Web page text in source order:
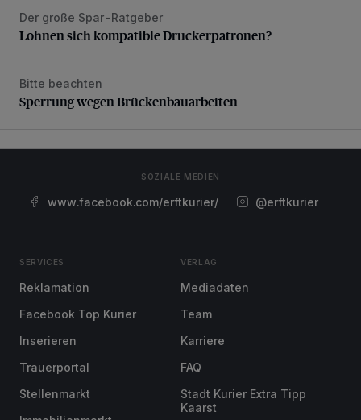
Lohnen sich kompatible Druckerpatronen?
Der große Spar-Ratgeber
Lohnen sich kompatible Druckerpatronen?
Sperrung wegen Brückenbauarbeiten
Bitte beachten
Sperrung wegen Brückenbauarbeiten
SOZIALE MEDIEN
www.facebook.com/erftkurier/ @erftkurier
SERVICES
Reklamation
Facebook Top Kurier
Inserieren
Trauerportal
Stellenmarkt
VERLAG
Mediadaten
Team
Karriere
FAQ
Stadt Kurier Extra Tipp
Kaarst